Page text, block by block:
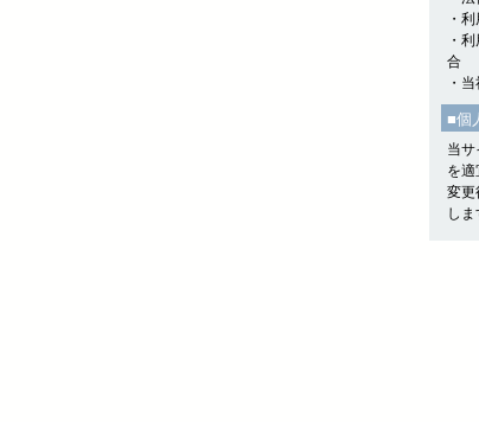
・
・
合
・
■個
当
を適
変更
しま